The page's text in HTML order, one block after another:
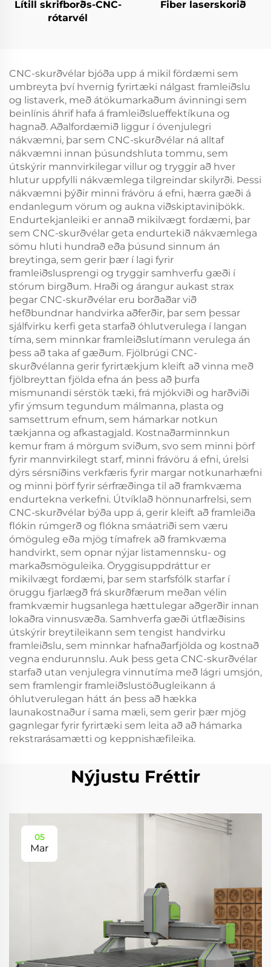
Lítill skrifborðs-CNC-
rótarvél
Fiber laserskorið
CNC-skurðvélar bjóða upp á mikil fördæmi sem
umbreyta því hvernig fyrirtæki nálgast framleiðslu
og listaverk, með átökumarkaðum ávinningi sem
beinlínis áhrif hafa á framleiðslueffektíkuna og
hagnað. Aðalfordæmið liggur í óvenjulegri
nákvæmni, þar sem CNC-skurðvélar ná alltaf
nákvæmni innan þúsundshluta tommu, sem
útskýrir mannvirkilegar villur og tryggir að hver
hlutur uppfylli nákvæmlega tilgreindar skilyrði. Þessi
nákvæmni þýðir minni frávöru á efni, hærra gæði á
endanlegum vörum og aukna viðskiptaviniþökk.
Endurtekjanleiki er annað mikilvægt fordæmi, þar
sem CNC-skurðvélar geta endurtekið nákvæmlega
sömu hluti hundrað eða þúsund sinnum án
breytinga, sem gerir þær í lagi fyrir
framleiðslusprengi og tryggir samhverfu gæði í
stórum birgðum. Hraði og árangur aukast strax
þegar CNC-skurðvélar eru borðaðar við
hefðbundnar handvirka aðferðir, þar sem þessar
sjálfvirku kerfi geta starfað óhlutverulega í langan
tíma, sem minnkar framleiðslutímann verulega án
þess að taka af gæðum. Fjölbrúgi CNC-
skurðvélanna gerir fyrirtækjum kleift að vinna með
fjölbreyttan fjölda efna án þess að þurfa
mismunandi sérstök tæki, frá mjókviði og harðviði
yfir ýmsum tegundum málmanna, plasta og
samsettrum efnum, sem hámarkar notkun
tækjanna og afkastagjald. Kostnaðarminnkun
kemur fram á mörgum sviðum, svo sem minni þörf
fyrir mannvirkilegt starf, minni frávöru á efni, úrelsi
dýrs sérsníðins verkfæris fyrir margar notkunarhæfni
og minni þörf fyrir sérfræðinga til að framkvæma
endurtekna verkefni. Útvíklað hönnunarfrelsi, sem
CNC-skurðvélar býða upp á, gerir kleift að framleiða
flókin rúmgerð og flókna smáatriði sem væru
ómöguleg eða mjög tímafrek að framkvæma
handvirkt, sem opnar nýjar listamennsku- og
markaðsmöguleika. Öryggisuppdráttur er
mikilvægt fordæmi, þar sem starfsfólk starfar í
öruggu fjarlægð frá skurðfærum meðan vélin
framkvæmir hugsanlega hættulegar aðgerðir innan
lokaðra vinnusvæða. Samhverfa gæði útflæðisins
útskýrir breytileikann sem tengist handvirku
framleiðslu, sem minnkar hafnaðarfjölda og kostnað
vegna endurunnslu. Auk þess geta CNC-skurðvélar
starfað utan venjulegra vinnutíma með lágri umsjón,
sem framlengir framleiðslustöðugleikann á
óhlutverulegan hátt án þess að hækka
launakostnaður í sama mæli, sem gerir þær mjög
gagnlegar fyrir fyrirtæki sem leita að að hámarka
rekstrarásamætti og keppnishæfileika.
Nýjustu Fréttir
05
Mar